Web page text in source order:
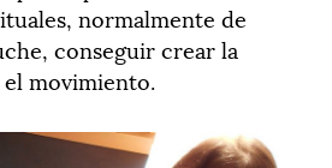
normalmente de
conseguir crear la
movimiento.